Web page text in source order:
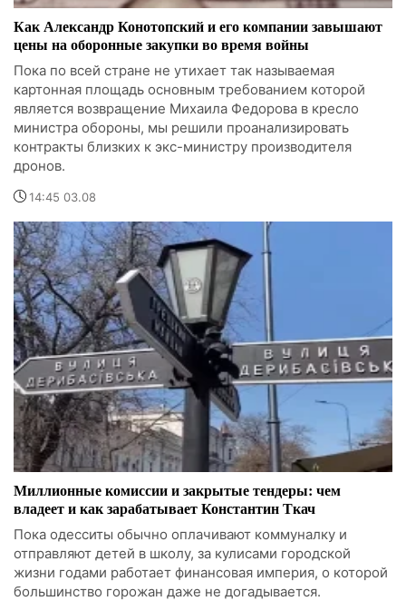
Как Александр Конотопский и его компании завышают
цены на оборонные закупки во время войны
Пока по всей стране не утихает так называемая
картонная площадь основным требованием которой
является возвращение Михаила Федорова в кресло
министра обороны, мы решили проанализировать
контракты близких к экс-министру производителя
дронов.
14:45 03.08
Миллионные комиссии и закрытые тендеры: чем
владеет и как зарабатывает Константин Ткач
Пока одесситы обычно оплачивают коммуналку и
отправляют детей в школу, за кулисами городской
жизни годами работает финансовая империя, о которой
большинство горожан даже не догадывается.